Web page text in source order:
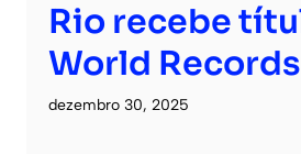
Rio recebe
World Records
dezembro 30, 2025